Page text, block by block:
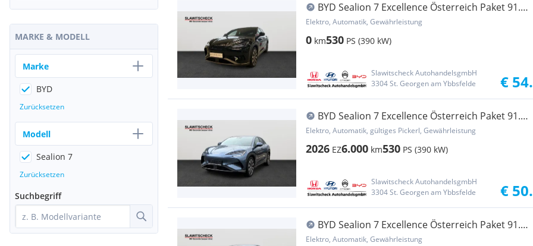
BYD Sealion 7 Excellence Österreich Paket 91.5
kWh AWD
Elektro, Automatik, Gewährleistung
0 km530 PS (390 kW)
Slawitscheck AutohandelsgmbH
3304 St. Georgen am Ybbsfelde
€
BYD Sealion 7 Excellence Österreich Paket 91.5
kWh AWD
Elektro, Automatik, gültiges Pickerl, Gewährleistung
2026 EZ6.000 km530 PS (390 kW)
Slawitscheck AutohandelsgmbH
3304 St. Georgen am Ybbsfelde
€
BYD Sealion 7 Excellence Österreich Paket 91.5
kWh AWD
Elektro, Automatik, Gewährleistung
MARKE & MODELL
Marke
BYD
Zurücksetzen
Modell
Sealion 7
Zurücksetzen
Suchbegriff